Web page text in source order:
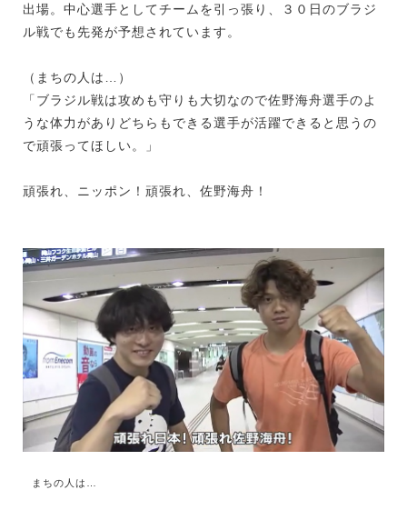
出場。中心選手としてチームを引っ張り、３０日のブラジ
ル戦でも先発が予想されています。
（まちの人は…）
「ブラジル戦は攻めも守りも大切なので佐野海舟選手のよ
うな体力がありどちらもできる選手が活躍できると思うの
で頑張ってほしい。」
頑張れ、ニッポン！頑張れ、佐野海舟！
まちの人は…